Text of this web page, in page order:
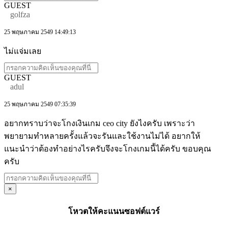
GUEST
golfza
25 พฤษภาคม 2549 14:49:13
ไม่แจ่มเลย
GUEST
adul
25 พฤษภาคม 2549 07:35:39
อยากทราบว่าจะโกงเงินเกม ceo city ยังไงครับ เพราะว่า
พยายามทำหลายครั้งแล้วจะรันและใช้งานไม่ได้ อยากให้
แนะนำว่าต้องทำอย่างไรครับจึงจะโกงเกมนี้ได้ครับ ขอบคุณ
ครับ
×
โหวตให้คะแนนซอฟต์แวร์